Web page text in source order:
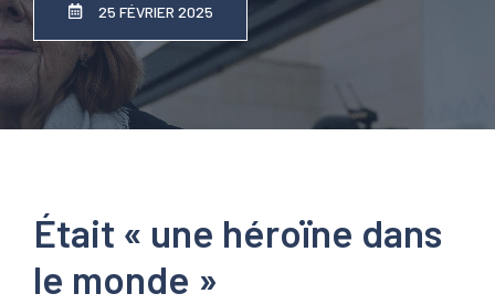
25 FÉVRIER 2025
Était « une héroïne dans
le monde »